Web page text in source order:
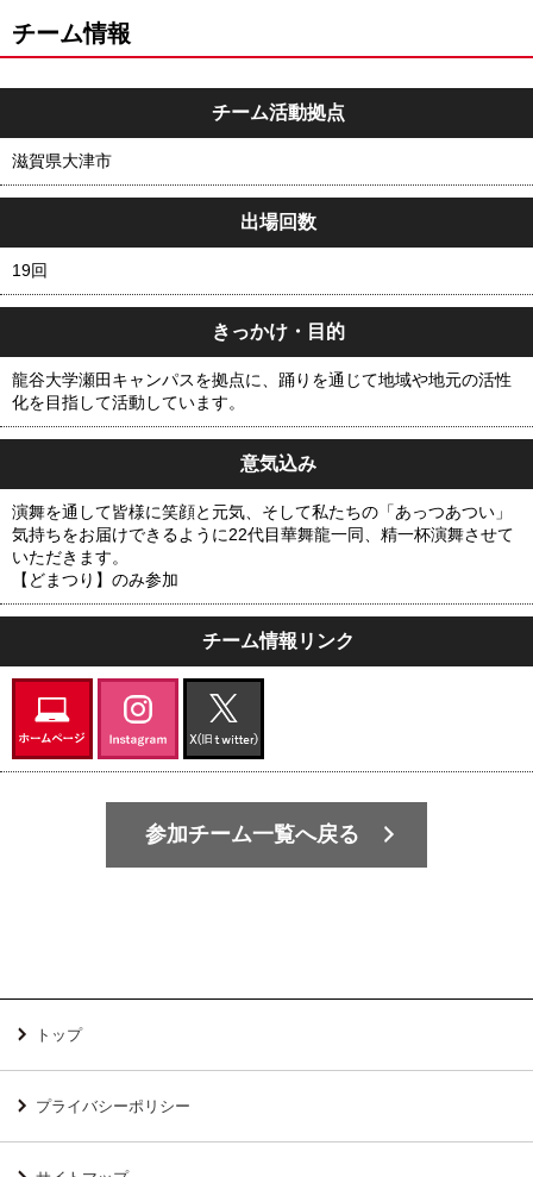
チーム情報
チーム活動拠点
滋賀県大津市
出場回数
19回
きっかけ・目的
龍谷大学瀬田キャンパスを拠点に、踊りを通じて地域や地元の活性
化を目指して活動しています。
意気込み
演舞を通して皆様に笑顔と元気、そして私たちの「あっつあつい」
気持ちをお届けできるように22代目華舞龍一同、精一杯演舞させて
いただきます。
【どまつり】のみ参加
チーム情報リンク
参加チーム一覧へ戻る
トップ
プライバシーポリシー